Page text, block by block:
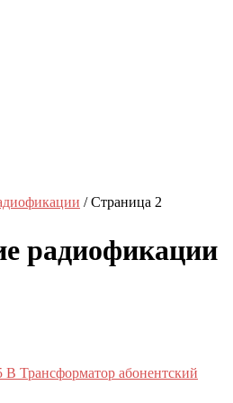
/ Страница 2
радиофикации